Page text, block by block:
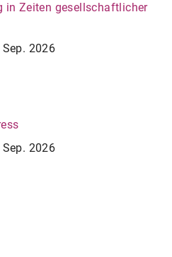
in Zeiten gesellschaftlicher
2026
2026